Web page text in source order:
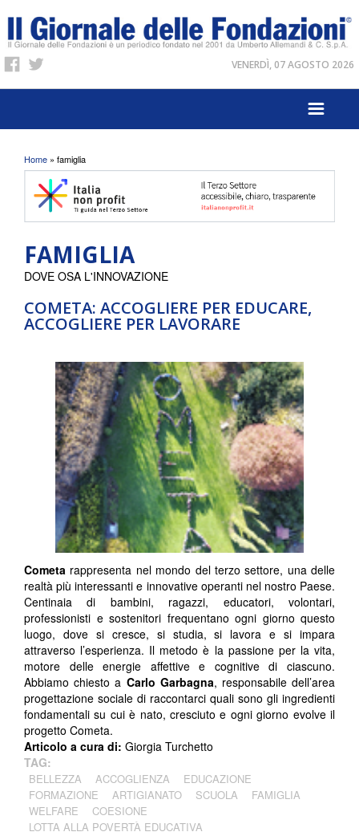
VENERDÌ, 07 AGOSTO 2026
Tu sei qui
Home » famiglia
FAMIGLIA
COMETA: ACCOGLIERE PER EDUCARE,
ACCOGLIERE PER LAVORARE
DOVE OSA L'INNOVAZIONE
Cometa rappresenta nel mondo del terzo settore, una delle
realtà più interessanti e innovative operanti nel nostro Paese.
Centinaia di bambini, ragazzi, educatori, volontari,
professionisti e sostenitori frequentano ogni giorno questo
luogo, dove si cresce, si studia, si lavora e si impara
attraverso l’esperienza. Il metodo è la passione per la vita,
motore delle energie affettive e cognitive di ciascuno.
Abbiamo chiesto a Carlo Garbagna, responsabile dell’area
progettazione sociale di raccontarci quali sono gli ingredienti
fondamentali su cui è nato, cresciuto e ogni giorno evolve il
progetto Cometa.
Articolo a cura di: Giorgia Turchetto
TAG:
BELLEZZA ACCOGLIENZA
EDUCAZIONE
FORMAZIONE
ARTIGIANATO SCUOLA
FAMIGLIA
WELFARE
COESIONE
LOTTA ALLA POVERTÀ EDUCATIVA